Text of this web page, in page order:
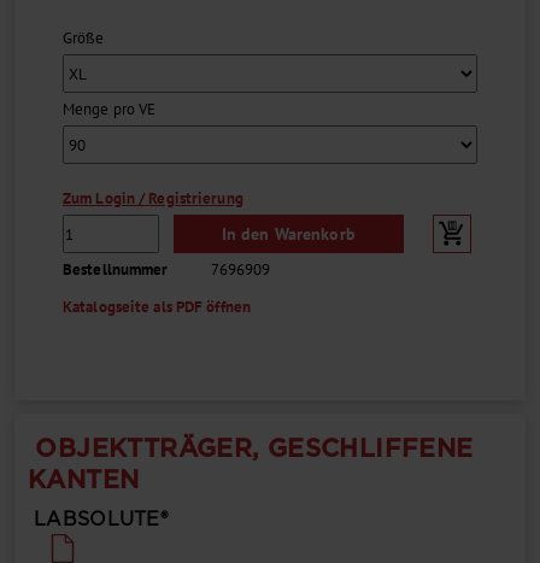
Größe
Menge pro VE
Zum Login / Registrierung
In den Warenkorb
Bestellnummer
7696909
Katalogseite als PDF öffnen
OBJEKTTRÄGER, GESCHLIFFENE
KANTEN
LABSOLUTE®